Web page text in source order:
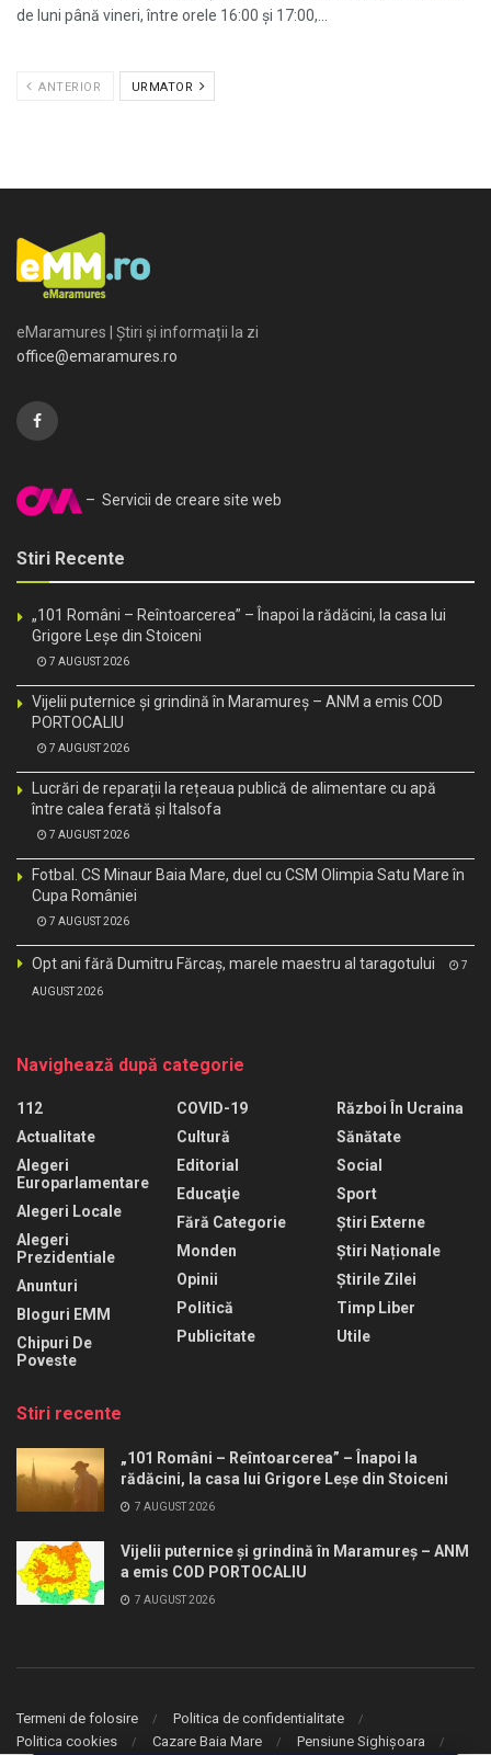
de luni până vineri, între orele 16:00 și 17:00,...
ANTERIOR URMATOR
eMaramures | Știri și informații la zi
office@emaramures.ro
– Servicii de creare site web
Stiri Recente
„101 Români – Reîntoarcerea” – Înapoi la rădăcini, la casa lui
Grigore Leșe din Stoiceni
7 AUGUST 2026
Vijelii puternice și grindină în Maramureș – ANM a emis COD
PORTOCALIU
7 AUGUST 2026
Lucrări de reparații la rețeaua publică de alimentare cu apă
între calea ferată și Italsofa
7 AUGUST 2026
Fotbal. CS Minaur Baia Mare, duel cu CSM Olimpia Satu Mare în
Cupa României
7 AUGUST 2026
Opt ani fără Dumitru Fărcaș, marele maestru al taragotului 7
AUGUST 2026
Navighează după categorie
112
Actualitate
Alegeri
Europarlamentare
Alegeri Locale
Alegeri
Prezidentiale
Anunturi
Bloguri EMM
Chipuri De
Poveste
COVID-19
Cultură
Editorial
Educaţie
Fără Categorie
Monden
Opinii
Politică
Publicitate
Război În Ucraina
Sănătate
Social
Sport
Știri Externe
Știri Naționale
Știrile Zilei
Timp Liber
Utile
Stiri recente
„101 Români – Reîntoarcerea” – Înapoi la
rădăcini, la casa lui Grigore Leșe din Stoiceni
7 AUGUST 2026
Vijelii puternice și grindină în Maramureș – ANM
a emis COD PORTOCALIU
7 AUGUST 2026
Termeni de folosire
Politica de confidentialitate
Politica cookies
Cazare Baia Mare Pensiune Sighișoara